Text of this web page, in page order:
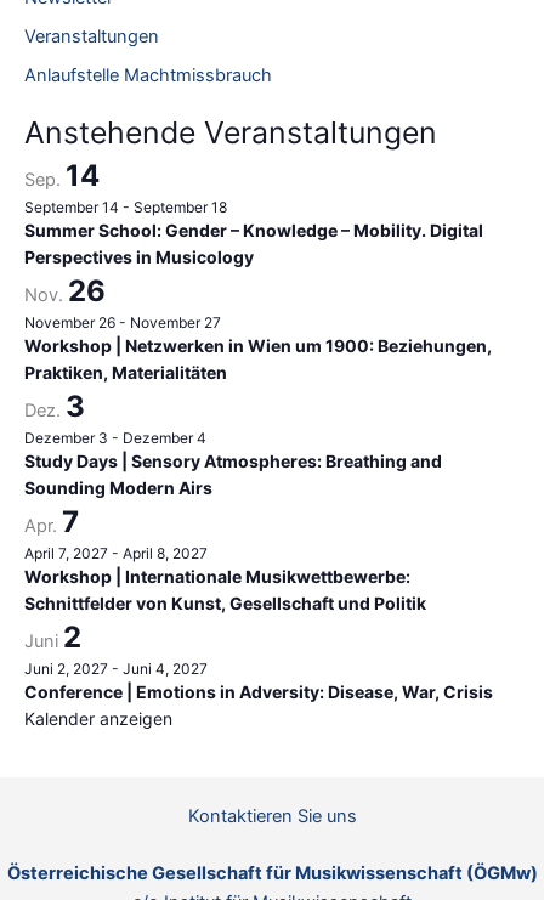
c
h
Veranstaltungen
Anlaufstelle Machtmissbrauch
Anstehende Veranstaltungen
Sep. 14
September 14 - September 18
Summer School: Gender – Knowledge – Mobility. Digital
Perspectives in Musicology
Nov. 26
November 26 - November 27
Workshop | Netzwerken in Wien um 1900: Beziehungen,
Praktiken, Materialitäten
Dez. 3
Dezember 3 - Dezember 4
Study Days | Sensory Atmospheres: Breathing and
Sounding Modern Airs
Apr. 7
April 7, 2027 - April 8, 2027
Workshop | Internationale Musikwettbewerbe:
Schnittfelder von Kunst, Gesellschaft und Politik
Juni 2
Juni 2, 2027 - Juni 4, 2027
Conference | Emotions in Adversity: Disease, War, Crisis
Kalender anzeigen
Kontaktieren Sie uns
Österreichische Gesellschaft für Musikwissenschaft (ÖGMw)